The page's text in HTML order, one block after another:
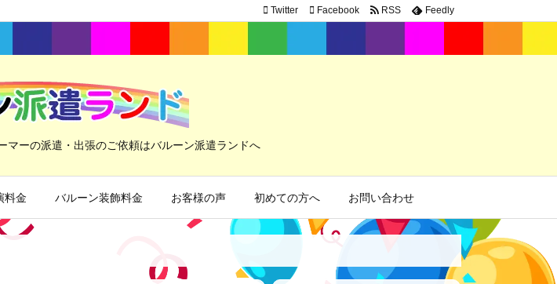
マーの派遣・出張のご依頼はバルーン派遣ランドへ
料金 バルーン装飾料金 お客様の声 初めての方へ お問い合わせ
Twitter Facebook RSS Feedly